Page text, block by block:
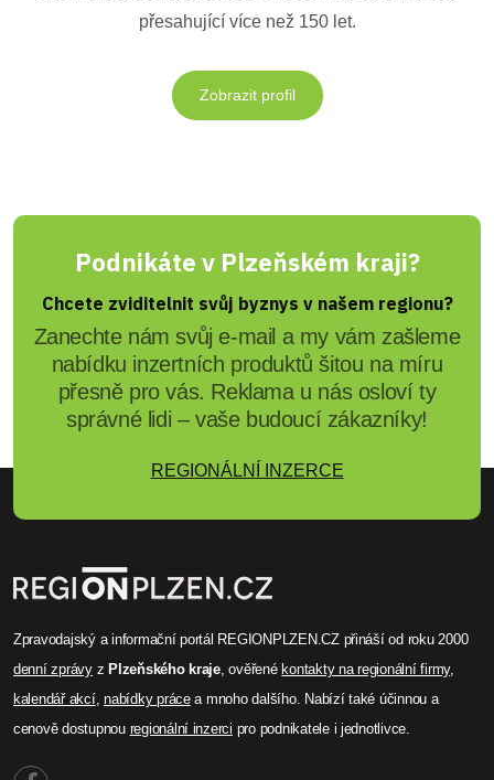
přesahující více než 150 let.
Zobrazit profil
Podnikáte v Plzeňském kraji?
Chcete zviditelnit svůj byznys v našem regionu?
Zanechte nám svůj e-mail a my vám zašleme
nabídku inzertních produktů šitou na míru
přesně pro vás. Reklama u nás osloví ty
správné lidi – vaše budoucí zákazníky!
REGIONÁLNÍ INZERCE
Zpravodajský a informační portál REGIONPLZEN.CZ přináší od roku 2000
denní zprávyz Plzeňského kraje, ověřené kontakty na regionální firmy,
kalendář akcí,nabídky prácea mnoho dalšího. Nabízí také účinnou a
cenově dostupnou regionální inzerci pro podnikatele i jednotlivce.